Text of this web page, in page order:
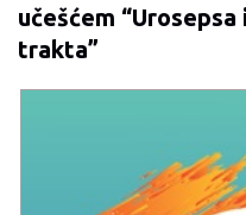
učešćem
trakta”